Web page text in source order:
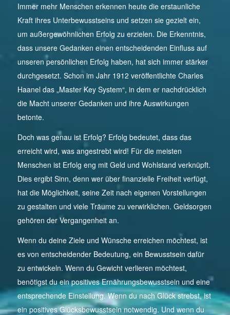
Immer mehr Menschen erkennen heute die erstaunliche
Kraft ihres Unterbewusstseins und setzen sie gezielt ein,
um außergewöhnlichen Erfolg zu erzielen. Die Erkenntnis,
dass unsere Gedanken einen entscheidenden Einfluss auf
unseren persönlichen Erfolg haben, hat sich immer stärker
durchgesetzt. Schon im Jahr 1912 veröffentlichte Charles
Haanel das „Master Key System“, in dem er nachdrücklich
die Macht unserer Gedanken und ihre Auswirkungen
betonte.
Doch was genau ist Erfolg? Erfolg bedeutet, dass das
erreicht wird, was angestrebt wird! Für die meisten
Menschen ist Erfolg eng mit Geld und Wohlstand verknüpft.
Dies ergibt Sinn, denn wer über finanzielle Freiheit verfügt,
hat die Möglichkeit, seine Zeit nach eigenen Vorstellungen
zu gestalten und viele Träume zu verwirklichen. Geldsorgen
gehören der Vergangenheit an.
Wenn du deine Ziele und Wünsche erreichen möchtest, ist
es von entscheidender Bedeutung, ein Bewusstsein dafür
zu entwickeln. Wenn du Gewicht verlieren möchtest,
benötigst du ein positives Ernährungsbewusstsein und eine
entsprechende Einstellung. Wenn du nach Glück strebst, ist
ein positives Glücksbewusstsein notwendig. Und wenn du